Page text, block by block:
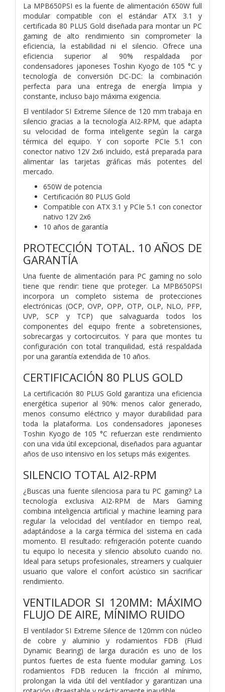
La MPB650PSI es la fuente de alimentación 650W full
modular compatible con el estándar ATX 3.1 y
certificada 80 PLUS Gold diseñada para montar un PC
gaming de alto rendimiento sin comprometer la
eficiencia, la estabilidad ni el silencio. Ofrece una
eficiencia superior al 90% respaldada por
condensadores japoneses Toshin Kyogo de 105 °C y
tecnología de conversión DC-DC: la combinación
perfecta para una entrega de energía limpia y
constante, incluso bajo máxima exigencia.
El ventilador SI Extreme Silence de 120 mm trabaja en
silencio gracias a la tecnología AI2-RPM, que adapta
su velocidad de forma inteligente según la carga
térmica del equipo. Y con soporte PCIe 5.1 con
conector nativo 12V 2x6 incluido, está preparada para
alimentar las tarjetas gráficas más potentes del
mercado.
650W de potencia
Certificación 80 PLUS Gold
Compatible con ATX 3.1 y PCIe 5.1 con conector
nativo 12V 2x6
10 años de garantía
PROTECCIÓN TOTAL. 10 AÑOS DE
GARANTÍA
Una fuente de alimentación para PC gaming no solo
tiene que rendir: tiene que proteger. La MPB650PSI
incorpora un completo sistema de protecciones
electrónicas (OCP, OVP, OPP, OTP, OLP, NLO, PFP,
UVP, SCP y TCP) que salvaguarda todos los
componentes del equipo frente a sobretensiones,
sobrecargas y cortocircuitos. Y para que montes tu
configuración con total tranquilidad, está respaldada
por una garantía extendida de 10 años.
CERTIFICACIÓN 80 PLUS GOLD
La certificación 80 PLUS Gold garantiza una eficiencia
energética superior al 90%: menos calor generado,
menos consumo eléctrico y mayor durabilidad para
toda la plataforma. Los condensadores japoneses
Toshin Kyogo de 105 °C refuerzan este rendimiento
con una vida útil excepcional, diseñados para aguantar
años de uso intensivo en los setups más exigentes.
SILENCIO TOTAL AI2-RPM
¿Buscas una fuente silenciosa para tu PC gaming? La
tecnología exclusiva AI2-RPM de Mars Gaming
combina inteligencia artificial y machine learning para
regular la velocidad del ventilador en tiempo real,
adaptándose a la carga térmica del sistema en cada
momento. El resultado: refrigeración potente cuando
tu equipo lo necesita y silencio absoluto cuando no.
Ideal para setups profesionales, streamers y cualquier
usuario que valore el confort acústico sin sacrificar
rendimiento.
VENTILADOR SI 120MM: MÁXIMO
FLUJO DE AIRE, MÍNIMO RUIDO
El ventilador SI Extreme Silence de 120mm con núcleo
de cobre y aluminio y rodamientos FDB (Fluid
Dynamic Bearing) de larga duración es uno de los
puntos fuertes de esta fuente modular gaming. Los
rodamientos FDB reducen la fricción al mínimo,
prolongan la vida útil del ventilador y garantizan una